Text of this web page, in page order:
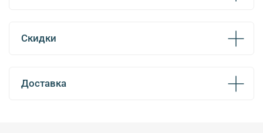
Скидки
Доставка